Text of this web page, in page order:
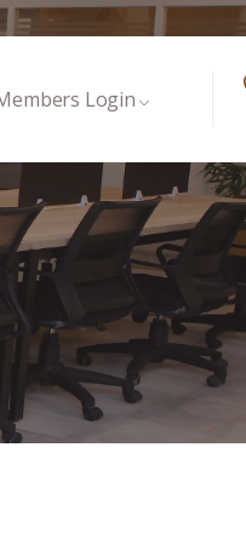
Login